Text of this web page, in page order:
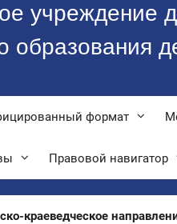
учреждение
образования
формат
Правовой навигатор
краеведческое